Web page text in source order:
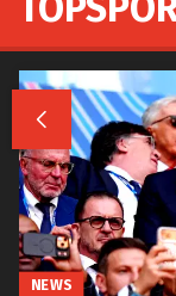

NEWS